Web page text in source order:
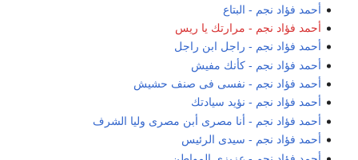
أحمد فؤاد نجم - البتاع
أحمد فؤاد نجم - مرارتك يا ريس
أحمد فؤاد نجم - راجل ابن راجل
أحمد فؤاد نجم - كأنك مفيش
أحمد فؤاد نجم - نفسى فى صنف حشيش
أحمد فؤاد نجم - نؤيد سيادتك
أحمد فؤاد نجم - أنا مصرى أبن مصرى وليا الشرف
أحمد فؤاد نجم - سيدى الرئيس